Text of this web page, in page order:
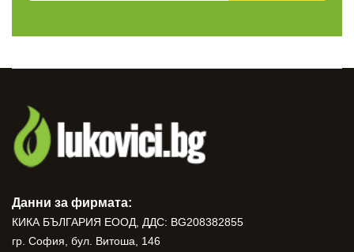
Данни за фирмата:
КИКА БЪЛГАРИЯ ЕООД, ДДС: BG208382855
гр. София, бул. Витоша, 146